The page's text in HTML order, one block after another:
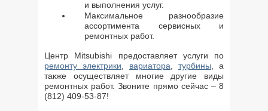
и выполнения услуг.
Максимальное разнообразие
ассортимента сервисных и
ремонтных работ.
Центр Mitsubishi предоставляет услуги по
ремонту электрики
вариатора турбины , а
также осуществляет многие другие виды
ремонтных работ. Звоните прямо сейчас – 8
(812) 409-53-87!